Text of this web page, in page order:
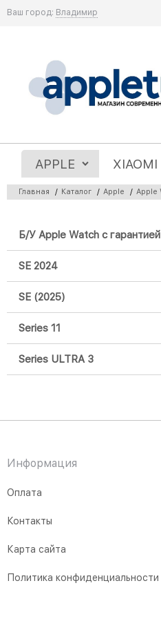
Ваш город: Владимир
APPLE XIAOMI
Главная / Каталог / Apple / Apple
Б/У Apple Watch с гарантией
SE 2024
SE (2025)
Series 11
Series ULTRA 3
Информация
Оплата
Контакты
Карта сайта
Политика конфиденциальности